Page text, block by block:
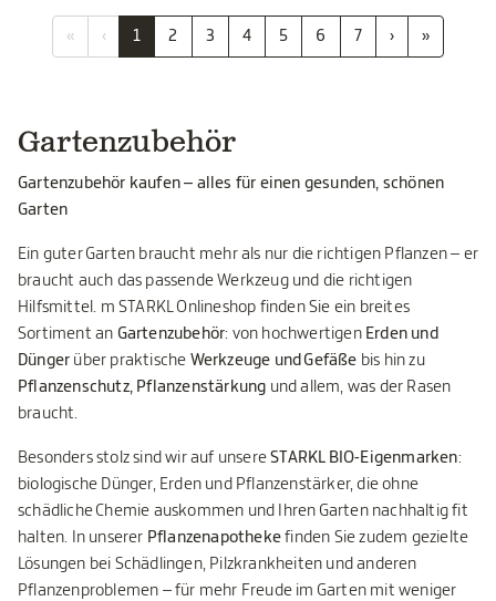
« ‹ 1 2 3 4 5 6 7 › »
Gartenzubehör
Gartenzubehör kaufen – alles für einen gesunden, schönen
Garten
Ein guter Garten braucht mehr als nur die richtigen Pflanzen – er
braucht auch das passende Werkzeug und die richtigen
Hilfsmittel. m STARKL Onlineshop finden Sie ein breites
Sortiment an Gartenzubehör: von hochwertigen Erden und
Dünger über praktische Werkzeuge und Gefäße bis hin zu
Pflanzenschutz, Pflanzenstärkung und allem, was der Rasen
braucht.
Besonders stolz sind wir auf unsereSTARKL BIO-Eigenmarken:
biologische Dünger, Erden und Pflanzenstärker, die ohne
schädliche Chemie auskommen und Ihren Garten nachhaltig fit
halten. In unserer Pflanzenapothekefinden Sie zudem gezielte
Lösungen bei Schädlingen, Pilzkrankheiten und anderen
Pflanzenproblemen – für mehr Freude im Garten mit weniger